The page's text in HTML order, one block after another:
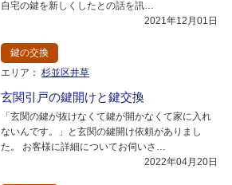
自宅の鍵を新しくしたとの話を訊…
2021年12月01日
鍵の交換
エリア： 杉並区井草
玄関引戸の鍵開けと鍵交換
「玄関の鍵が抜けなくて鍵が開かなくて家に入れ
ないんです。」と玄関の鍵開け依頼がありまし
た。 お客様に詳細についてお伺いさ…
2022年04月20日